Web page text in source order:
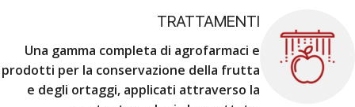
TRATTAMENTI
Una gamma completa di agrofarmaci e
prodotti per la conservazione della frutta
e degli ortaggi, applicati attraverso la